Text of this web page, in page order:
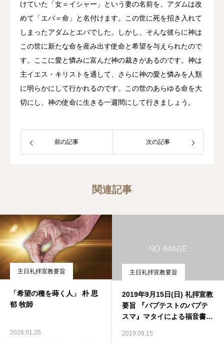
けていた「女＝イシャー」という妻の名前を、アダムは改
めて「エバ＝命」と名付けます。この世に死を招き入れて
しまったアダムとエバでした。しかし、そんな彼らに神は
この世に新たな命を産み出す使命と希望を与えられたので
す。ここに愛と憐みに富んだ神の裁きがあるのです。神は
主イエス・キリストを通して、さらに神の愛と憐みを人類
に明らかにして行かれるのです。この世のあらゆる命を大
切にし、神の使命に生きる一週間にして行きましょう。
前の記事 次の記事
関連記事
主日礼拝宣教要旨
「希望の種を蒔く人」 朴 思
郁 牧師
2026.01.25
主日礼拝宣教要旨
2019年9月15日(日) 礼拝宣教
要旨 『バプテストのバプテ
スマ』マタイによる福音書28
2019.09.15